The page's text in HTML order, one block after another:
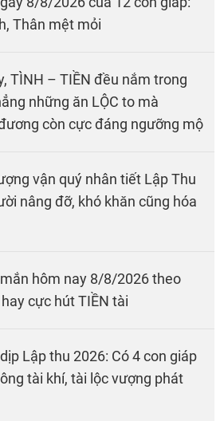
Thân mệt mỏi
TÌNH – TIỀN đều nắm trong
những ăn LỘC to mà
còn cực đáng ngưỡng mộ
vận quý nhân tiết Lập Thu
nâng đỡ, khó khăn cũng hóa
hôm nay 8/8/2026 theo
cực hút TIỀN tài
Lập thu 2026: Có 4 con giáp
tài khí, tài lộc vượng phát